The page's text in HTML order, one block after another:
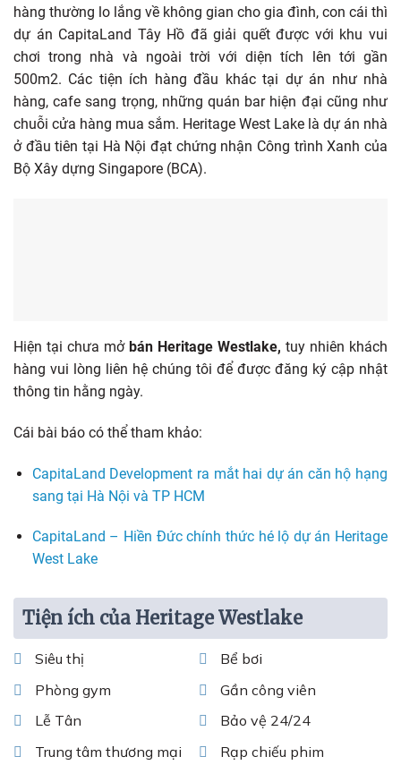
hàng thường lo lắng về không gian cho gia đình, con cái thì
dự án CapitaLand Tây Hồ đã giải quết được với khu vui
chơi trong nhà và ngoài trời với diện tích lên tới gần
500m2. Các tiện ích hàng đầu khác tại dự án như nhà
hàng, cafe sang trọng, những quán bar hiện đại cũng như
chuỗi cửa hàng mua sắm. Heritage West Lake là dự án nhà
ở đầu tiên tại Hà Nội đạt chứng nhận Công trình Xanh của
Bộ Xây dựng Singapore (BCA).
Hiện tại chưa mở bán Heritage Westlake, tuy nhiên khách
hàng vui lòng liên hệ chúng tôi để được đăng ký cập nhật
thông tin hằng ngày.
Cái bài báo có thể tham khảo:
CapitaLand Development ra mắt hai dự án căn hộ hạng
sang tại Hà Nội và TP HCM
CapitaLand – Hiền Đức chính thức hé lộ dự án Heritage
West Lake
Tiện ích của Heritage Westlake
Siêu thị
Bể bơi
Phòng gym
Gần công viên
Lễ Tân
Bảo vệ 24/24
Trung tâm thương mại
Rạp chiếu phim